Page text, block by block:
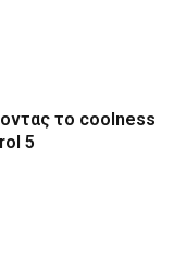
το coolness
5